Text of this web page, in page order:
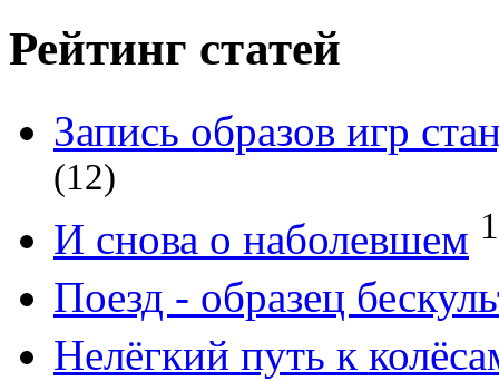
Рейтинг статей
Запись образов игр
(12)
И снова о наболевшем
Поезд - образец
Нелёгкий путь к